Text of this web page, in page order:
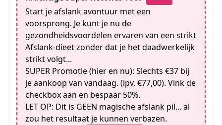
Start je afslank avontuur met een
voorsprong. Je kunt je nu de
gezondheidsvoordelen ervaren van een strikt
Afslank-dieet zonder dat je het daadwerkelijk
strikt volgt...
SUPER Promotie (hier en nu): Slechts €37 bij
je aankoop van vandaag. (ipv. €77,00). Vink de
checkbox aan en bespaar 50%.
LET OP: Dit is GEEN magische afslank pil... al
zou het resultaat je kunnen verbazen.